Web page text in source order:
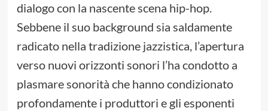
dialogo con la nascente scena hip-hop.
Sebbene il suo background sia saldamente
radicato nella tradizione jazzistica, l’apertura
verso nuovi orizzonti sonori l’ha condotto a
plasmare sonorità che hanno condizionato
profondamente i produttori e gli esponenti